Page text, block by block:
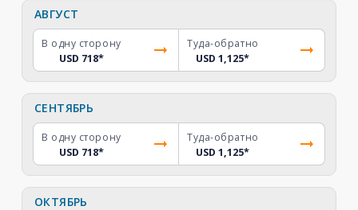
АВГУСТ
В одну сторону
USD 718*
Туда-обратно
USD 1,125*
СЕНТЯБРЬ
В одну сторону
USD 718*
Туда-обратно
USD 1,125*
ОКТЯБРЬ